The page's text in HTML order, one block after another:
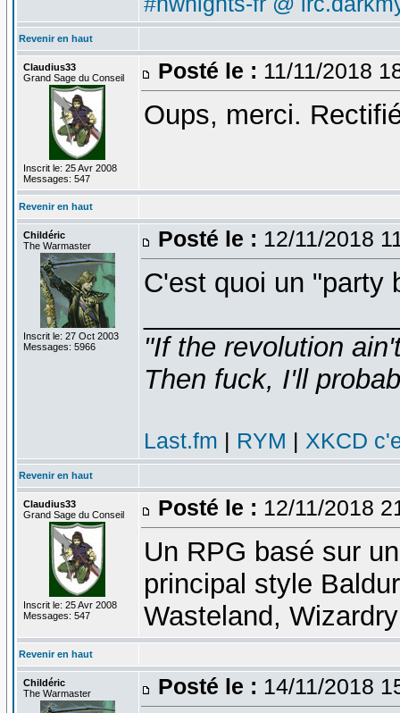
Revenir en haut
Claudius33
Grand Sage du Conseil
Inscrit le: 25 Avr 2008
Messages: 547
Posté le : 11/11/2018
Oups, merci.
Revenir en haut
Childéric
The Warmaster
Inscrit le: 27 Oct 2003
Messages: 5966
Posté le : 12/11/2018
C'est quoi un "party
"If the revolution
Then fuck, I'll
Last.fm | RYM | XKCD
Revenir en haut
Claudius33
Grand Sage du Conseil
Inscrit le: 25 Avr 2008
Messages: 547
Posté le : 12/11/2018
Un RPG basé sur
principal style
Wasteland,
Revenir en haut
Childéric
The Warmaster
Posté le : 14/11/2018